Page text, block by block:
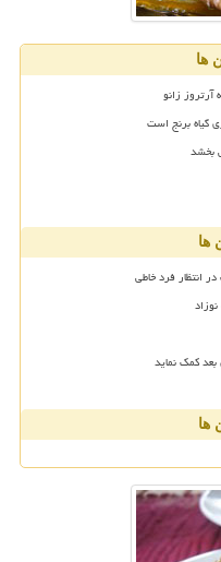
ها
زانو
بخشد
ها
انتظار فرد خاطی
ها